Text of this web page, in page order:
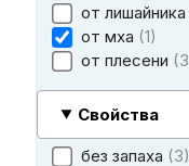
от лишайника
от мха 1
от плесени
3
Свойства
без запаха
3